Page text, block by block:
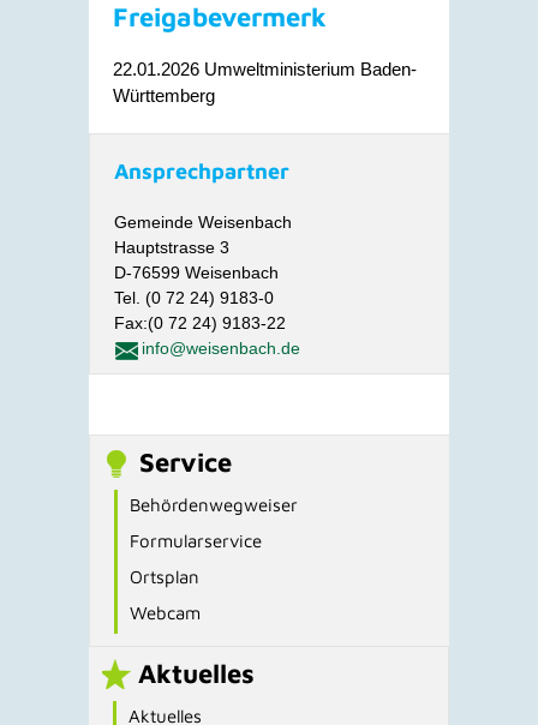
Freigabevermerk
22.01.2026 Umweltministerium Baden-
Württemberg
Ansprechpartner
Gemeinde Weisenbach
Hauptstrasse 3
D-76599 Weisenbach
Tel. (0 72 24) 9183-0
Fax:(0 72 24) 9183-22
info@weisenbach.de
Service
Behördenwegweiser
Formularservice
Ortsplan
Webcam
Aktuelles
Aktuelles